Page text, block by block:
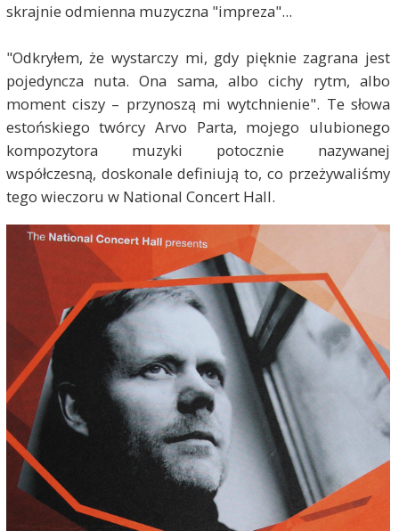
skrajnie odmienna muzyczna "impreza"...
"Odkryłem, że wystarczy mi, gdy pięknie zagrana jest
pojedyncza nuta. Ona sama, albo cichy rytm, albo
moment ciszy – przynoszą mi wytchnienie". Te słowa
estońskiego twórcy Arvo Parta, mojego ulubionego
kompozytora muzyki potocznie nazywanej
współczesną, doskonale definiują to, co przeżywaliśmy
tego wieczoru w National Concert Hall.